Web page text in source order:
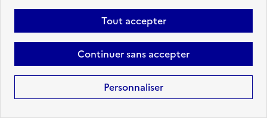
Tout accepter
Continuer sans accepter
Personnaliser
Précédent 1 76 77 78
79
82 152 Suivant
Aller à la page